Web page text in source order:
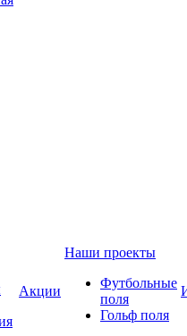
Акции
Наши проекты
Футбольные
поля
Гольф поля